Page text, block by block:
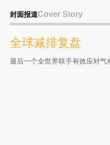
封面报道Cover Story
全球减排复盘
最后一个全世界联手有效应对气